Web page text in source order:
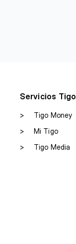
Servicios Tigo
>
Tigo Money
>
Mi Tigo
>
Tigo Media